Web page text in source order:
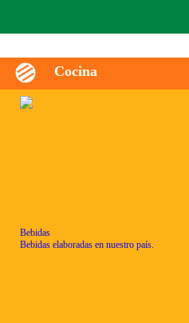
Cocina
Bebidas
Bebidas elaboradas en nuestro país.